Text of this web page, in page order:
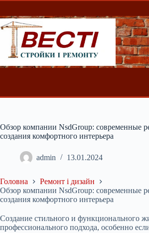
Перейти
вмісту
Обзор компании NsdGroup: современные
создания комфортного интерьера
admin 13.01.2024
Головна
Ремонт і дизайн
Обзор компании NsdGroup: современные
создания комфортного интерьера
Создание стильного и функционального
профессионального подхода, особенно